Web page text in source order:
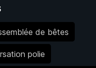
de bêtes
polie